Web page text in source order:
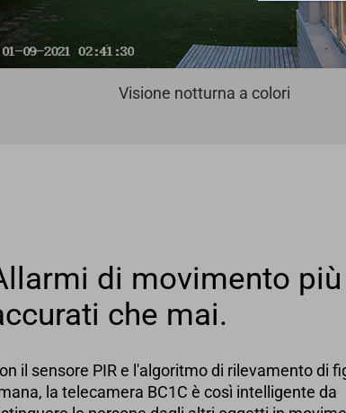
Visione notturna a colori
di movimento più
che mai.
il sensore PIR e l'algoritmo di rilevamento di
la telecamera BC1C è così intelligente da